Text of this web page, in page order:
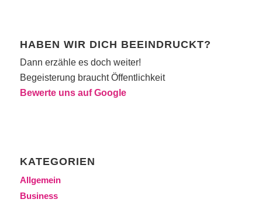
HABEN WIR DICH BEEINDRUCKT?
Dann erzähle es doch weiter!
Begeisterung braucht Öffentlichkeit
Bewerte uns auf Google
KATEGORIEN
Allgemein
Business